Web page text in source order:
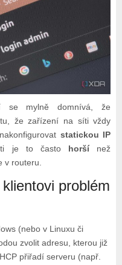
se mylně domnívá, že
že zařízení na síti vždy
statickou IP
je to často horšínež
routeru.
problém
(nebo v Linuxu či
zvolit adresu, kterou již
přiřadí serveru (např.